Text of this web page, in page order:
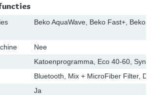
Beko AquaWave, Beko Fast+, Beko
Nee
Katoenprogramma, Eco 40-60,
Bluetooth, Mix + MicroFiber Filter,
Ja